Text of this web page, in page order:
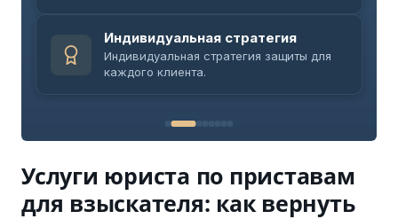
Индивидуальная стратегия
Индивидуальная стратегия защиты для
каждого клиента.
Услуги юриста по приставам
для взыскателя: как вернуть